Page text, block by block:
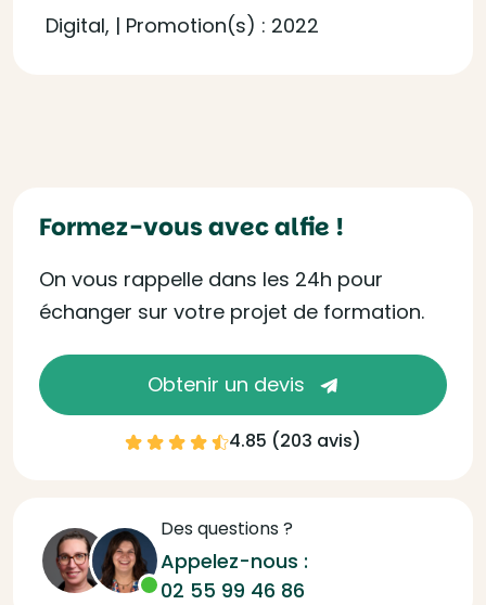
Digital, | Promotion(s) : 2022
Formez-vous avec alfie !
On vous rappelle dans les 24h pour
échanger sur votre projet de formation.
Obtenir un devis
4.85 (203 avis)
Des questions ?
Appelez-nous :
02 55 99 46 86